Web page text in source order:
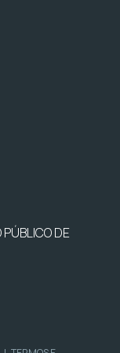
PÚBLICO DE